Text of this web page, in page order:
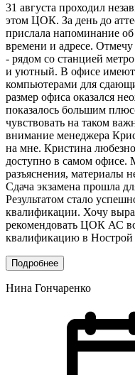
31 августа проходил
этом ЦОК. За день до
прислала напоминание об
времени и адресе.
- рядом со станцией
и уютный. В офисе
компьютерами для
размер офиса оказался
показалось большим
чувствовать на таком
внимание менеджера
на мне. Кристина
доступно в самом офисе.
разъяснения, материалы
Сдача экзамена прошла
Результатом стало
квалификации. Хочу
рекомендовать ЦОК АС
квалификацию в Нострой
Подробнее
Нина Гончаренко